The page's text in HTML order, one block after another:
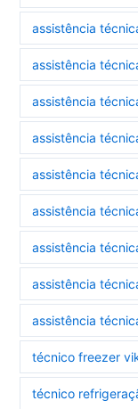
assistência
assistência
assistência
assistência
assistência
assistência
assistência
assistência
assistência
técnico freezer
técnico